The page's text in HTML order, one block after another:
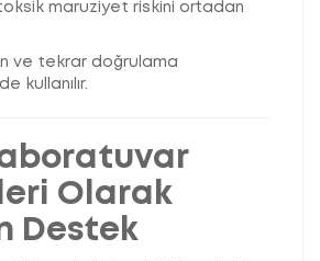
maruziyet riskini ortadan
ve tekrar doğrulama
kullanılır.
Olarak
Destek